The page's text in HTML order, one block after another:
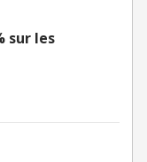
sur les